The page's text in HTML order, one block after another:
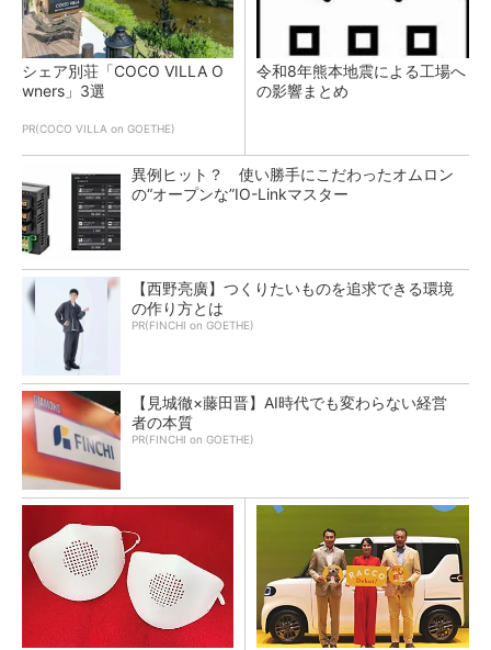
シェア別荘「COCO VILLA O
wners」3選
PR(COCO VILLA on GOETHE)
令和8年熊本地震による工場へ
の影響まとめ
異例ヒット？ 使い勝手にこだわったオムロン
の“オープンな”IO-Linkマスター
【西野亮廣】つくりたいものを追求できる環境
の作り方とは
PR(FINCHI on GOETHE)
【見城徹×藤田晋】AI時代でも変わらない経営
者の本質
PR(FINCHI on GOETHE)